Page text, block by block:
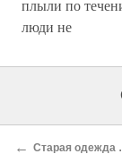
плыли по
люди не
←